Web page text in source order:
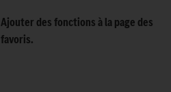
Ajouter des fonctions à la page des
favoris.